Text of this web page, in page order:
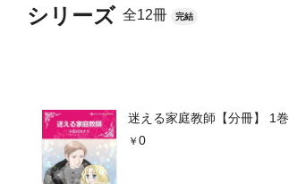
シリーズ 全12冊 完結
迷える家庭教師【分冊】 1巻
0